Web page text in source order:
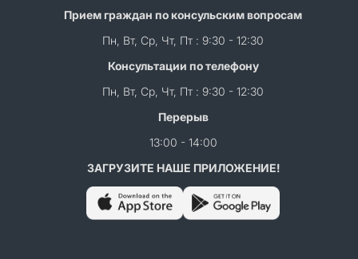
Прием граждан по консульским вопросам
Пн, Вт, Ср, Чт, Пт : 9:30 - 12:30
Консультации по телефону
Пн, Вт, Ср, Чт, Пт : 9:30 - 12:30
Перерыв
13:00 - 14:00
ЗАГРУЗИТЕ НАШЕ ПРИЛОЖЕНИЕ!